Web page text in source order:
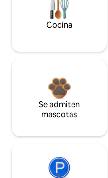
Cocina
Se admiten
mascotas